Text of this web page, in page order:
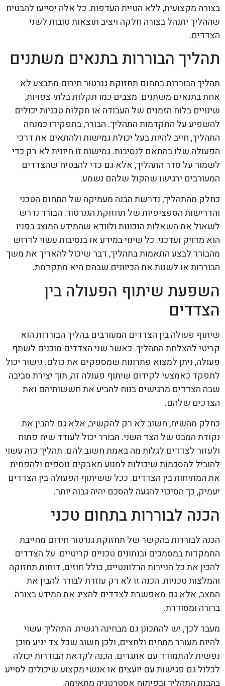
בצורה מקצועית, ללא הטיית העדפות. כל אלה יסייעו להבטיח
שההליך יתנהל בצורה חלקה ויציב תוצאות טובות לשני
הצדדים.
תהליך הבוררות בתנאים משתנים
תהליך הבוררות בתחום תחזוקת גנרטור חירום מתבצע לא
אחת בתנאים משתנים. מצבים כמו תקלות בלתי צפויות,
שינויים בלוח הזמנים של העבודה או תקלות טכניות יכולים
להשפיע על התקדמות התהליך. הבורר, בתפקידו כמנחה
התהליך, חייב להיות בעל יכולת גמישות ולהתאים את דרכי
הפעולה שלו בהתאם לנסיבות. גמישות זו חיונית לא רק כדי
לשמור על סדר התהליך, אלא גם כדי להבטיח שהצדדים
המעורבים ירגישו שהקול שלהם נשמע.
כחלק מהתהליך, נדרשת הבנה מעמיקה של התחום הטכני
והדרישות הספציפיות של תחזוקת הגנרטור. הבורר נדרש
לשאול את השאלות הנכונות ולוודא שהמידע המוצג בפניו
הוא מדויק ועדכני. כל שינוי במידע או בנסיבות עשוי לדרוש
מהבורר לבצע התאמות בתהליך, דבר שיכול להאריך את משך
הבוררות או לשנות את הכיוונים שבהם היא מתקדמת.
השפעת שיתוף הפעולה בין
הצדדים
שיתוף פעולה בין הצדדים המעורבים בהליך הבוררות הוא
קריטי להצלחת התהליך. כאשר שני הצדדים מוכנים לשתף
פעולה, ניתן למצוא פתרונות שמספקים את כולם. גישור יכול
לתפקד כאמצעי לקידום שיתוף פעולה זה, תוך יצירת סביבה
שבה הצדדים מרגישים בנוח להביע את חששותיהם ואת
הצרכים שלהם.
כחלק מהשיח, חשוב לא רק להקשיב, אלא גם להבין את
נקודת המבט של הצד השני. הבורר יכול לעודד שיח פתוח
ולעזור לצדדים לגלות מה באמת חשוב להם. תהליך כזה עשוי
להוביל להסכמות שיכולות למנוע מאבקים נוספים ולהפחית
את המתיחות בין הצדדים. ככל ששיתוף הפעולה בין הצדדים
יעמיק, כך הסיכוי להגעה להסכם יהיה גבוה יותר.
הכנה לבוררות בתחום טכני
הכנה לבוררות בהקשר של תחזוקת גנרטור חירום מחייבת
התמקדות במסמכים ובנתונים טכניים קריטיים. על הצדדים
להכין את כל הניירות הרלוונטיים, כולל חוזים, דוחות תחזוקה
והמלצות טכניות. הכנה זו לא רק עוזרת לבורר להבין את
המצב, אלא גם מאפשרת לצדדים להציג את המידע בצורה
ברורה ומסודרת.
מעבר לכך, יש להתכונן גם מבחינה רגשית. התהליך עשוי
להיות מעורר מתחים ולחצים, ולכן חשוב שכל צד יגיע מוכן
נפשית להתמודד עם אתגרים. הכנה לקראת הבוררות יכולה
לכלול גם פגישות עם יועצים או אנשי מקצוע שיכולים לסייע
בהבנת התהליך ובפיתוח אסטרטגיה מתאימה.